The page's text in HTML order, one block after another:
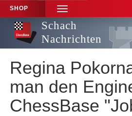
SHOP
TOGGLE
NAVIGATION
Schach
Nachrichten
Regina
man den
ChessBase